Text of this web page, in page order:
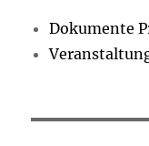
Dokumente